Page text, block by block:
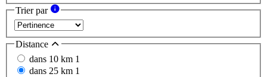
Trier par
Distance
dans 10 km 1
dans 25 km 1